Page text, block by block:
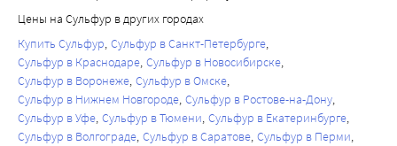
Цены на Сульфур в других городах
Купить Сульфур Сульфур в Санкт-Петербурге
Сульфур в Краснодаре Сульфур в Новосибирске
Сульфур в Воронеже Сульфур в Омске
Сульфур в Нижнем Новгороде Сульфур в Ростове-на-Дону
Сульфур в Уфе Сульфур в Тюмени Сульфур в Екатеринбурге
Сульфур в Волгограде Сульфур в Саратове Сульфур в Перми